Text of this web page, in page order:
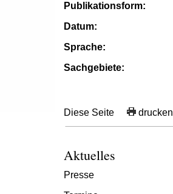
Publikationsform:
Datum:
Sprache:
Sachgebiete:
Diese Seite drucken
Aktuelles
Presse